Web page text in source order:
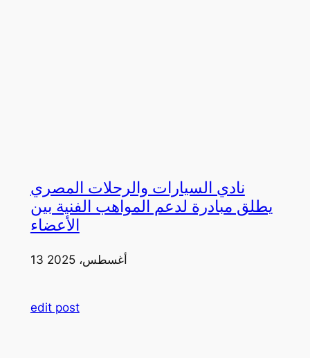
نادي السيارات والرحلات المصري
يطلق مبادرة لدعم المواهب الفنية بين
الأعضاء
13 أغسطس، 2025
edit post